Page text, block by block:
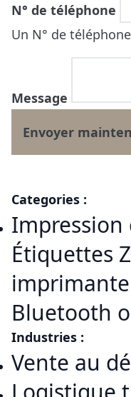
N° de téléphone
Un N° de
Message
Categories :
Impression
Étiquettes
Bluetooth
Industries :
Vente au